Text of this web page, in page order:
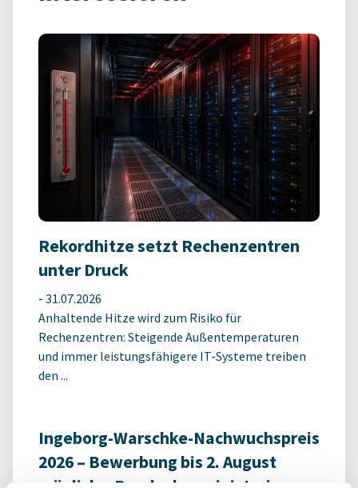
Rekordhitze setzt Rechenzentren
unter Druck
- 31.07.2026
Anhaltende Hitze wird zum Risiko für
Rechenzentren: Steigende Außentemperaturen
und immer leistungsfähigere IT-Systeme treiben
den ...
Ingeborg-Warschke-Nachwuchspreis
2026 – Bewerbung bis 2. August